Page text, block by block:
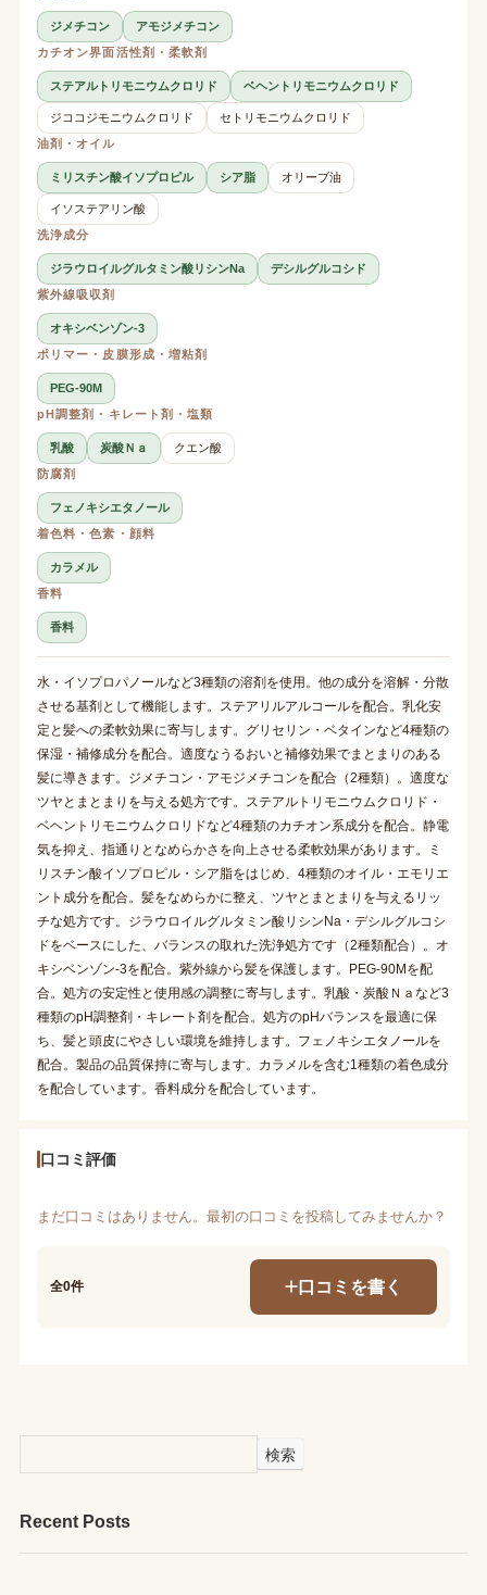
ジメチコン
アモジメチコン
カチオン界面活性剤・柔軟剤
ステアルトリモニウムクロリド ベヘントリモニウムクロリド
ジココジモニウムクロリド
セトリモニウムクロリド
油剤・オイル
ミリスチン酸イソプロピル シア脂 オリーブ油
イソステアリン酸
洗浄成分
ジラウロイルグルタミン酸リシンNa
デシルグルコシド
紫外線吸収剤
オキシベンゾン-3
ポリマー・皮膜形成・増粘剤
PEG-90M
pH調整剤・キレート剤・塩類
乳酸 炭酸Ｎａ
クエン酸
防腐剤
フェノキシエタノール
着色料・色素・顔料
カラメル
香料
香料
水・イソプロパノールなど3種類の溶剤を使用。他の成分を溶解・分散
させる基剤として機能します。ステアリルアルコールを配合。乳化安
定と髪への柔軟効果に寄与します。グリセリン・ベタインなど4種類の
保湿・補修成分を配合。適度なうるおいと補修効果でまとまりのある
髪に導きます。ジメチコン・アモジメチコンを配合（2種類）。適度な
ツヤとまとまりを与える処方です。ステアルトリモニウムクロリド・
ベヘントリモニウムクロリドなど4種類のカチオン系成分を配合。静電
気を抑え、指通りとなめらかさを向上させる柔軟効果があります。ミ
リスチン酸イソプロピル・シア脂をはじめ、4種類のオイル・エモリエ
ント成分を配合。髪をなめらかに整え、ツヤとまとまりを与えるリッ
チな処方です。ジラウロイルグルタミン酸リシンNa・デシルグルコシ
ドをベースにした、バランスの取れた洗浄処方です（2種類配合）。オ
キシベンゾン-3を配合。紫外線から髪を保護します。PEG-90Mを配
合。処方の安定性と使用感の調整に寄与します。乳酸・炭酸Ｎａなど3
種類のpH調整剤・キレート剤を配合。処方のpHバランスを最適に保
ち、髪と頭皮にやさしい環境を維持します。フェノキシエタノールを
配合。製品の品質保持に寄与します。カラメルを含む1種類の着色成分
を配合しています。香料成分を配合しています。
口コミ評価
まだ口コミはありません。最初の口コミを投稿してみませんか？
全0件 口コミを書く
検索
Recent Posts